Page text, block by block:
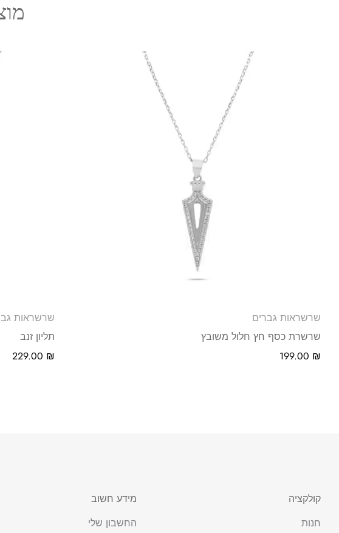
שרשראות גברים
שרשרת כסף חץ חלול משובץ
199.00 ₪
שרשראות
תליון זנב
229.00 ₪
קולקציה
חנות
מידע חשוב
החשבון שלי